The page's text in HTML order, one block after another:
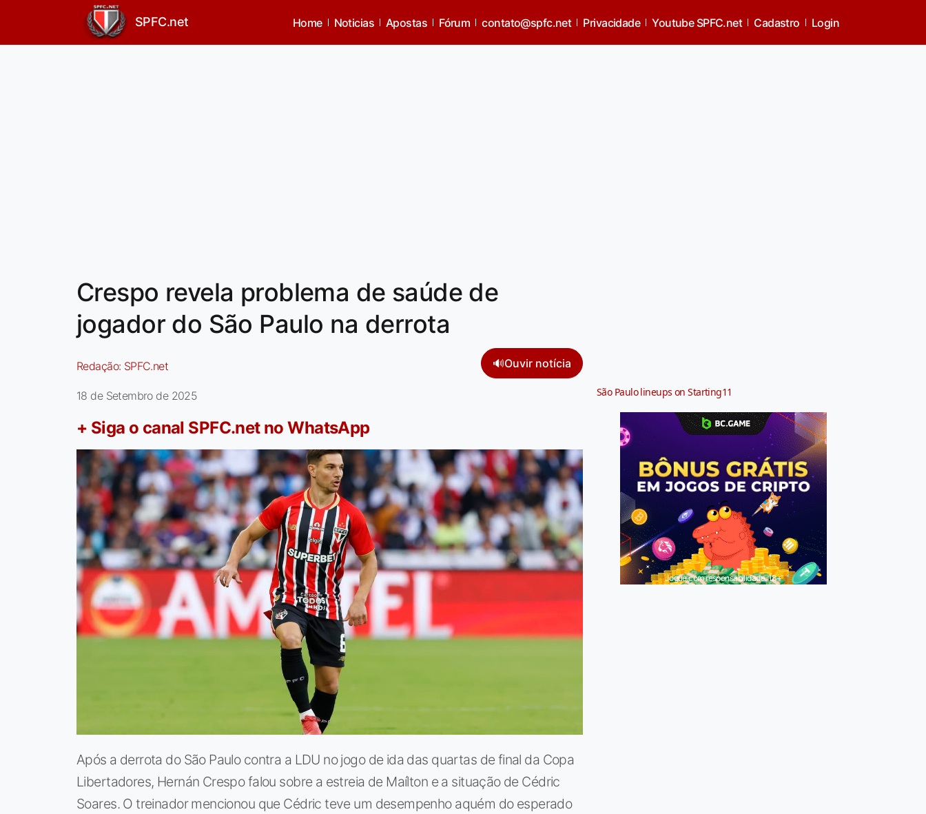
SPFC.net Home Noticias Apostas Fórum contato@spfc.net Privacidade Youtube SPFC.net Cadastro Login
Crespo revela problema de saúde de
jogador do São Paulo na derrota
Redação: SPFC.net 🔊Ouvir notícia
18 de Setembro de 2025
+ Siga o canal SPFC.net no WhatsApp
Após a derrota do São Paulo contra a LDU no jogo de ida das quartas de final da Copa
Libertadores, Hernán Crespo falou sobre a estreia de Maílton e a situação de Cédric
Soares. O treinador mencionou que Cédric teve um desempenho aquém do esperado
São Paulo lineups on Starting11
Jogue com responsabilidade. 18+